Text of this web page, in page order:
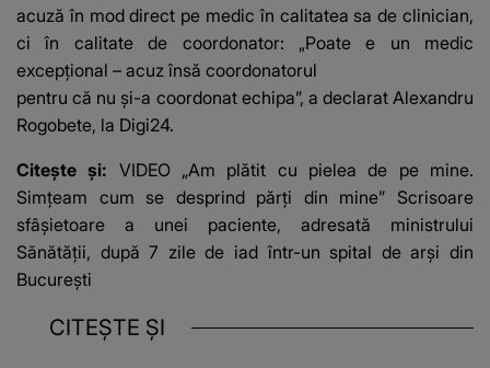
acuză în mod direct pe medic în calitatea sa de clinician,
ci în calitate de coordonator: „Poate e un medic
excepțional – acuz însă coordonatorul
pentru că nu și-a coordonat echipa”, a declarat Alexandru
Rogobete, la Digi24.
Citește și: VIDEO „Am plătit cu pielea de pe mine.
Simțeam cum se desprind părți din mine” Scrisoare
sfâșietoare a unei paciente, adresată ministrului
Sănătății, după 7 zile de iad într-un spital de arși din
București
CITEȘTE ȘI